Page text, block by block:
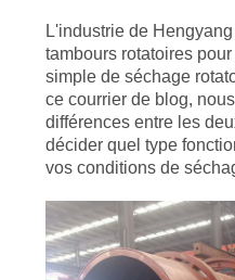
L'industrie de
tambours rotatoires
simple de séchage
ce courrier de blog,
différences entre les
décider quel type
vos conditions de